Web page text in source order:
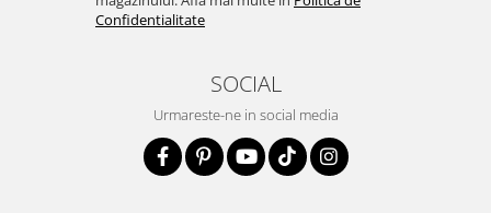
Confidentialitate
SOCIAL
Urmareste-ne in social media